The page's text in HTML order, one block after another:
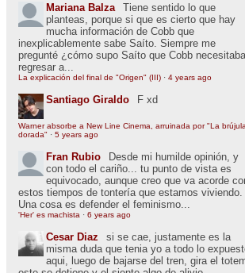
Mariana Balza
Tiene sentido lo que
planteas, porque si que es cierto que hay
mucha información de Cobb que
inexplicablemente sabe Saíto. Siempre me
pregunté ¿cómo supo Saíto que Cobb necesitaba
regresar a...
La explicación del final de "Origen" (III) · 4 years ago
Santiago Giraldo F xd
Warner absorbe a New Line Cinema, arruinada por "La brújula
dorada" · 5 years ago
Fran Rubio
Desde mi humilde opinión, y
con todo el cariño... tu punto de vista es
equivocado, aunque creo que va acorde
estos tiempos de tontería que estamos viviendo.
Una cosa es defender el feminismo...
'Her' es machista · 6 years ago
Cesar Diaz
si se cae, justamente es la
misma duda que tenia yo a todo lo
aqui, luego de bajarse del tren, gira el